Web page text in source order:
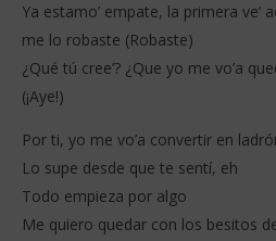
Ya estamo’ empate, la primera ve’
me lo robaste (Robaste)
¿Qué tú cree’? ¿Que yo me vo’a
(¡Aye!)
Por ti, yo me vo’a convertir en
Lo supe desde que te sentí, eh
Todo empieza por algo
Me quiero quedar con los besitos